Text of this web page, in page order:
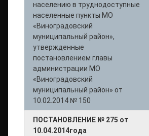
населению в труднодоступные
населенные пункты МО
«Виноградовский
муниципальный район»,
утвержденные
постановлением главы
администрации МО
«Виноградовский
муниципальный район» от
10.02.2014 № 150
ПОСТАНОВЛЕНИЕ № 275 от
10.04.2014года